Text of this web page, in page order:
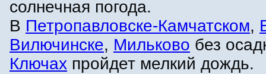
солнечная погода.
В Петропавловске-Камчатском,
Вилючинске, Мильково без
Ключах пройдет мелкий дождь.